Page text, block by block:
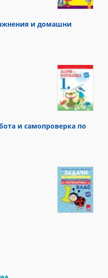
и домашни
и самопроверка по